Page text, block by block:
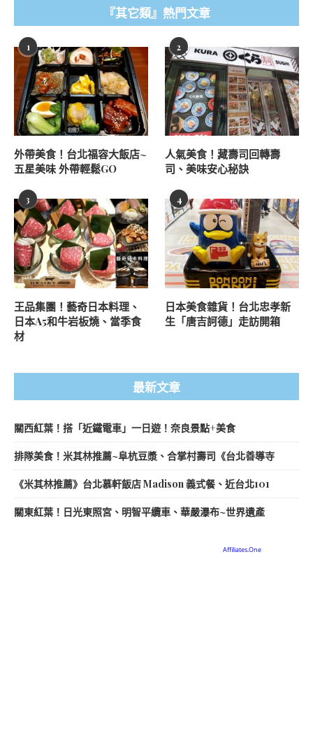
『其它類』熱門文章
1
外帶美食！台北福容大飯店~
五星美味 外帶輕鬆GO
2
人氣美食！藏壽司回轉壽
司、美味安心秘訣
3
王品集團！藝奇日本料理、
日本A5和牛岩板燒、當季食
材
4
日本美食雜貨！台北忠孝新
生「唐吉訶德」走訪開箱
最新文章
關西紅葉！搭「近鐵電車」一日遊！奈良景點+美食
排隊美食！米其林推薦~阜杭豆漿、合掌村壽司《台北善導寺
《米其林推薦》台北慕軒飯店 Madison 義式餐、近台北101
關東紅葉！日光東照宮、明智平纜車、華嚴瀑布~世界遺產